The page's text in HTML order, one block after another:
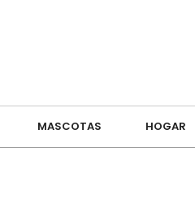
MASCOTAS HOGAR